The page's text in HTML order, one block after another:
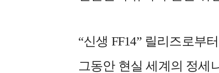
“신생 FF14” 릴리즈로부
그동안 현실 세계의 정세